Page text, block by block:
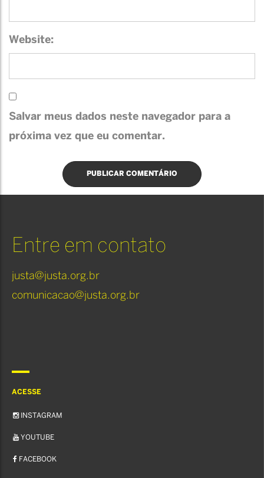
Website:
Salvar meus dados neste navegador para a
próxima vez que eu comentar.
Entre em contato
justa@justa.org.br
comunicacao@justa.org.br
ACESSE
INSTAGRAM
YOUTUBE
FACEBOOK